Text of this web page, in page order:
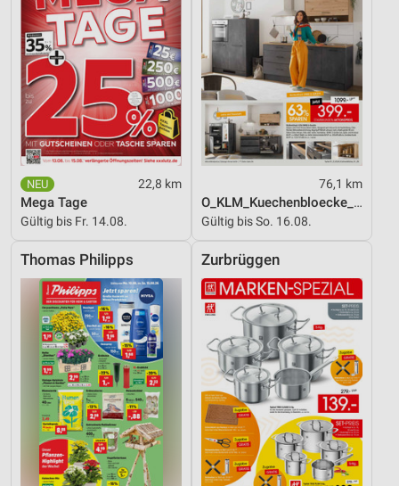
22,8 km
Mega Tage
Gültig bis Fr. 14.08.
76,1 km
O_KLM_Kuechenbloecke_01_26_ES
Gültig bis So. 16.08.
Thomas Philipps Zurbrüggen